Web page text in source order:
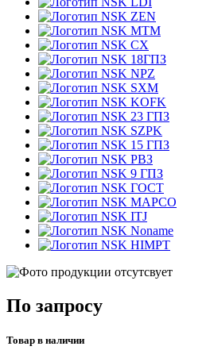
ZEN
MTM
CX
18ГПЗ
NPZ
SXM
KOFK
23 ГПЗ
SZPK
15 ГПЗ
РВЗ
9 ГПЗ
ГОСТ
MAPCO
ITJ
Noname
HIMPT
По запросу
Товар в наличии